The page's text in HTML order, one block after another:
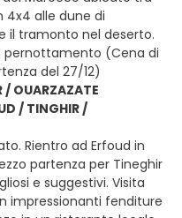
4x4 alle dune di
il tramonto nel deserto.
pernottamento (Cena di
del 27/12)
/ OUARZAZATE
/ TINGHIR /
Rientro ad Erfoud in
partenza per Tineghir
e suggestivi. Visita
impressionanti fenditure